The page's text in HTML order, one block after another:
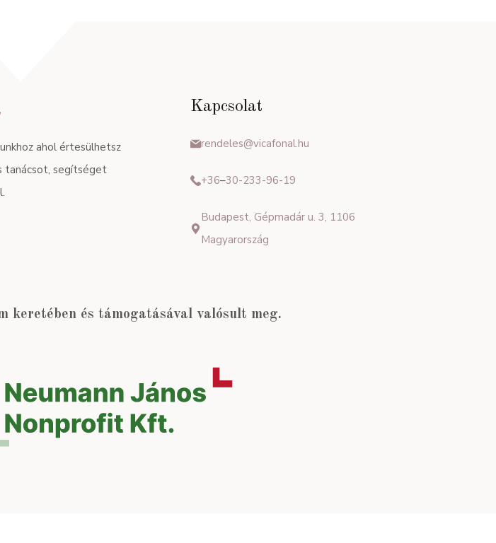
ahol értesülhetsz
tanácsot, segítséget
Kapcsolat
rendeles@vicafonal.hu
+36–30-233-96-19
Budapest, Gépmadár u. 3, 1106
Magyarország
keretében és támogatásával valósult meg.